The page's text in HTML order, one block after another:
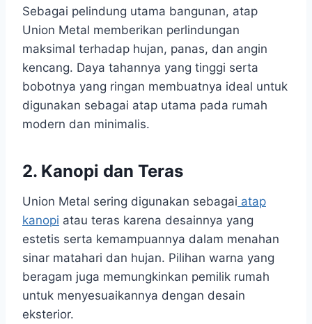
Sebagai pelindung utama bangunan, atap
Union Metal memberikan perlindungan
maksimal terhadap hujan, panas, dan angin
kencang. Daya tahannya yang tinggi serta
bobotnya yang ringan membuatnya ideal untuk
digunakan sebagai atap utama pada rumah
modern dan minimalis.
2. Kanopi dan Teras
Union Metal sering digunakan sebagai atap
kanopi atau teras karena desainnya yang
estetis serta kemampuannya dalam menahan
sinar matahari dan hujan. Pilihan warna yang
beragam juga memungkinkan pemilik rumah
untuk menyesuaikannya dengan desain
eksterior.